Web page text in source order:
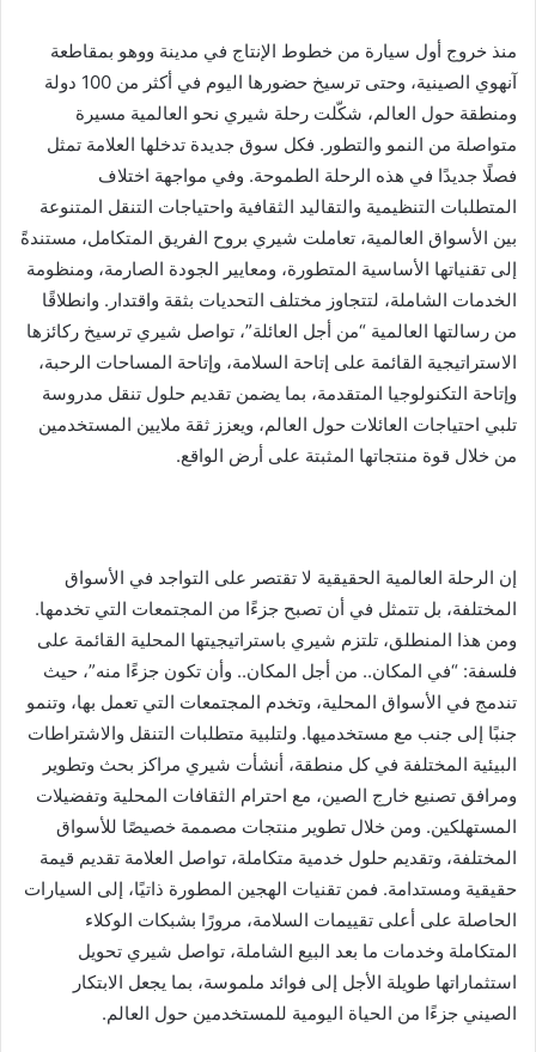
منذ خروج أول سيارة من خطوط الإنتاج في مدينة ووهو بمقاطعة
آنهوي الصينية، وحتى ترسيخ حضورها اليوم في أكثر من 100 دولة
ومنطقة حول العالم، شكّلت رحلة شيري نحو العالمية مسيرة
متواصلة من النمو والتطور. فكل سوق جديدة تدخلها العلامة تمثل
فصلًا جديدًا في هذه الرحلة الطموحة. وفي مواجهة اختلاف
المتطلبات التنظيمية والتقاليد الثقافية واحتياجات التنقل المتنوعة
بين الأسواق العالمية، تعاملت شيري بروح الفريق المتكامل، مستندةً
إلى تقنياتها الأساسية المتطورة، ومعايير الجودة الصارمة، ومنظومة
الخدمات الشاملة، لتتجاوز مختلف التحديات بثقة واقتدار. وانطلاقًا
من رسالتها العالمية “من أجل العائلة”، تواصل شيري ترسيخ ركائزها
الاستراتيجية القائمة على إتاحة السلامة، وإتاحة المساحات الرحبة،
وإتاحة التكنولوجيا المتقدمة، بما يضمن تقديم حلول تنقل مدروسة
تلبي احتياجات العائلات حول العالم، ويعزز ثقة ملايين المستخدمين
من خلال قوة منتجاتها المثبتة على أرض الواقع.
إن الرحلة العالمية الحقيقية لا تقتصر على التواجد في الأسواق
المختلفة، بل تتمثل في أن تصبح جزءًا من المجتمعات التي تخدمها.
ومن هذا المنطلق، تلتزم شيري باستراتيجيتها المحلية القائمة على
فلسفة: “في المكان.. من أجل المكان.. وأن تكون جزءًا منه”، حيث
تندمج في الأسواق المحلية، وتخدم المجتمعات التي تعمل بها، وتنمو
جنبًا إلى جنب مع مستخدميها. ولتلبية متطلبات التنقل والاشتراطات
البيئية المختلفة في كل منطقة، أنشأت شيري مراكز بحث وتطوير
ومرافق تصنيع خارج الصين، مع احترام الثقافات المحلية وتفضيلات
المستهلكين. ومن خلال تطوير منتجات مصممة خصيصًا للأسواق
المختلفة، وتقديم حلول خدمية متكاملة، تواصل العلامة تقديم قيمة
حقيقية ومستدامة. فمن تقنيات الهجين المطورة ذاتيًا، إلى السيارات
الحاصلة على أعلى تقييمات السلامة، مرورًا بشبكات الوكلاء
المتكاملة وخدمات ما بعد البيع الشاملة، تواصل شيري تحويل
استثماراتها طويلة الأجل إلى فوائد ملموسة، بما يجعل الابتكار
الصيني جزءًا من الحياة اليومية للمستخدمين حول العالم.